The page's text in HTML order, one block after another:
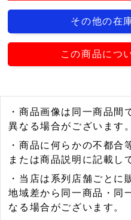
その他の在
この商品につ
・商品画像は同一商品間
異なる場合がございます。
・商品に何らかの不都合
または商品説明に記載し
・当店は系列店舗ごとに
地域差から同一商品・同
なる場合がございます。